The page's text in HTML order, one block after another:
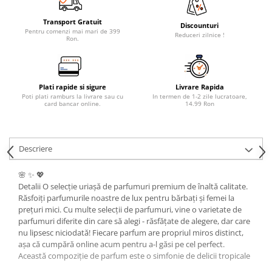
Transport Gratuit
Pentru comenzi mai mari de 399
Ron.
Discounturi
Reduceri zilnice !
Plati rapide si sigure
Poti plati ramburs la livrare sau cu
card bancar online.
Livrare Rapida
In termen de 1-2 zile lucratoare,
14.99 Ron
Descriere
🌸 ✨ 💖
Detalii O selecție uriașă de parfumuri premium de înaltă calitate.
Răsfoiți parfumurile noastre de lux pentru bărbați și femei la
prețuri mici. Cu multe selecții de parfumuri, vine o varietate de
parfumuri diferite din care să alegi - răsfățate de alegere, dar care
nu lipsesc niciodată! Fiecare parfum are propriul miros distinct,
așa că cumpără online acum pentru a-l găsi pe cel perfect.
Această compoziție de parfum este o simfonie de delicii tropicale